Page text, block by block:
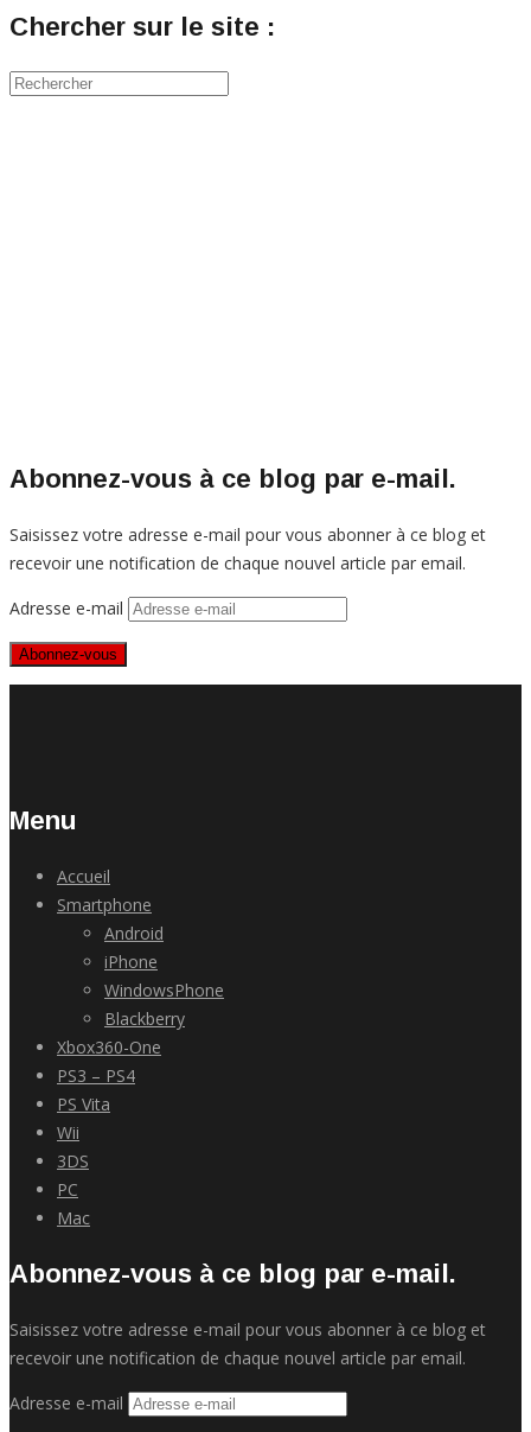
Chercher sur le site :
Abonnez-vous à ce blog par e-mail.
Saisissez votre adresse e-mail pour vous abonner à ce blog et
recevoir une notification de chaque nouvel article par email.
Adresse e-mail
Abonnez-vous
Menu
Accueil
Smartphone
Android
iPhone
WindowsPhone
Blackberry
Xbox360-One
PS3 – PS4
PS Vita
Wii
3DS
PC
Mac
Abonnez-vous à ce blog par e-mail.
Saisissez votre adresse e-mail pour vous abonner à ce blog et
recevoir une notification de chaque nouvel article par email.
Adresse e-mail